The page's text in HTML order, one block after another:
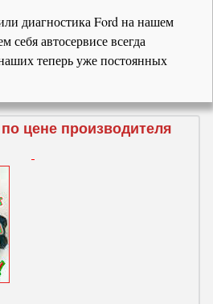
диагностика Ford на нашем
себя автосервисе всегда
теперь уже постоянных
цене производителя